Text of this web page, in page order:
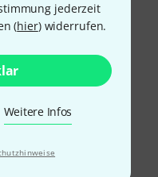
jederzeit
(hier) widerrufen.
Weitere Infos
mot Kopfhörern noch